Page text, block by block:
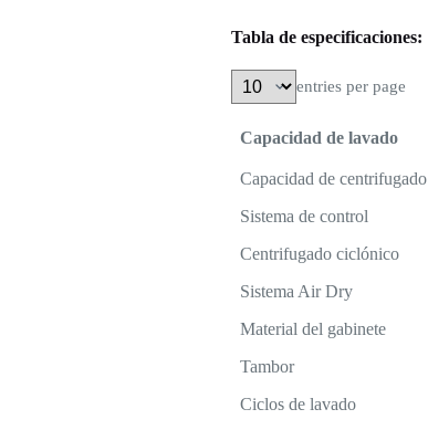
Tabla de especificaciones:
entries per page
Capacidad de lavado
Capacidad de centrifugado
Sistema de control
Centrifugado ciclónico
Sistema Air Dry
Material del gabinete
Tambor
Ciclos de lavado